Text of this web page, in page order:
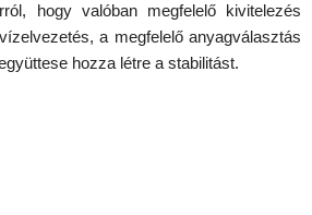
hogy valóban megfelelő kivitelezés
a megfelelő anyagválasztás
hozza létre a stabilitást.